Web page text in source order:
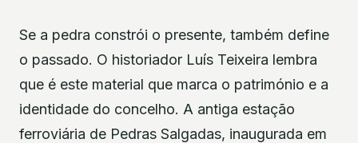
Se a pedra constrói o presente, também define
o passado. O historiador Luís Teixeira lembra
que é este material que marca o património e a
identidade do concelho. A antiga estação
ferroviária de Pedras Salgadas, inaugurada em